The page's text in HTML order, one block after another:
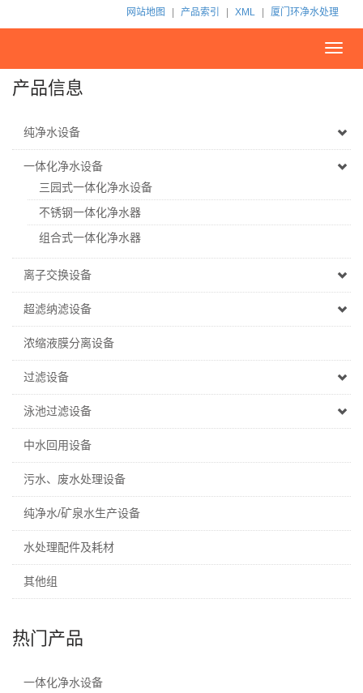
网站地图 产品索引 XML 厦门环净水处理
产品信息
纯净水设备
一体化净水设备
三园式一体化净水设备
不锈钢一体化净水器
组合式一体化净水器
离子交换设备
超滤纳滤设备
浓缩液膜分离设备
过滤设备
泳池过滤设备
中水回用设备
污水、废水处理设备
纯净水/矿泉水生产设备
水处理配件及耗材
其他组
热门产品
一体化净水设备